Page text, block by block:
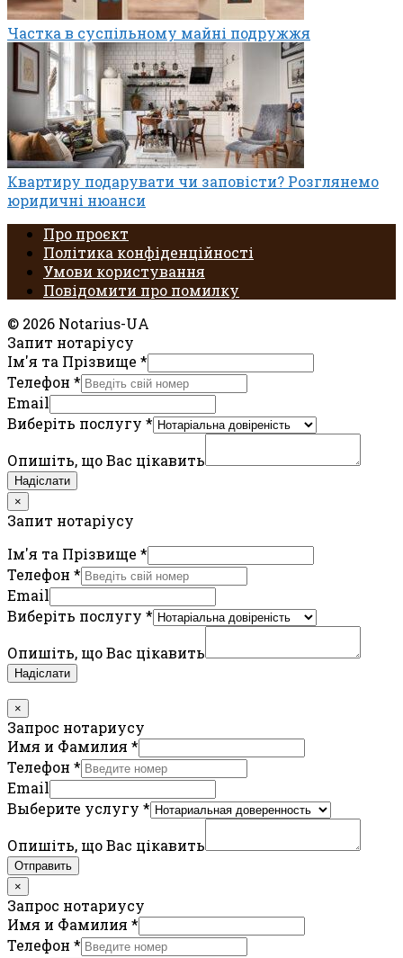
Частка в суспільному майні подружжя
Квартиру подарувати чи заповісти? Розглянемо
юридичні нюанси
Про проєкт
Політика конфіденційності
Умови користування
Повідомити про помилку
© 2026 Notarius-UA
Запит нотаріусу
Ім'я та Прізвище *
Телефон *
Email
Виберіть послугу *
Опишіть, що Вас цікавить
Надіслати
×
Запит нотаріусу
Ім'я та Прізвище *
Телефон *
Email
Виберіть послугу *
Опишіть, що Вас цікавить
Надіслати
×
Запрос нотариусу
Имя и Фамилия *
Телефон *
Email
Выберите услугу *
Опишіть, що Вас цікавить
Отправить
×
Запрос нотариусу
Имя и Фамилия *
Телефон *